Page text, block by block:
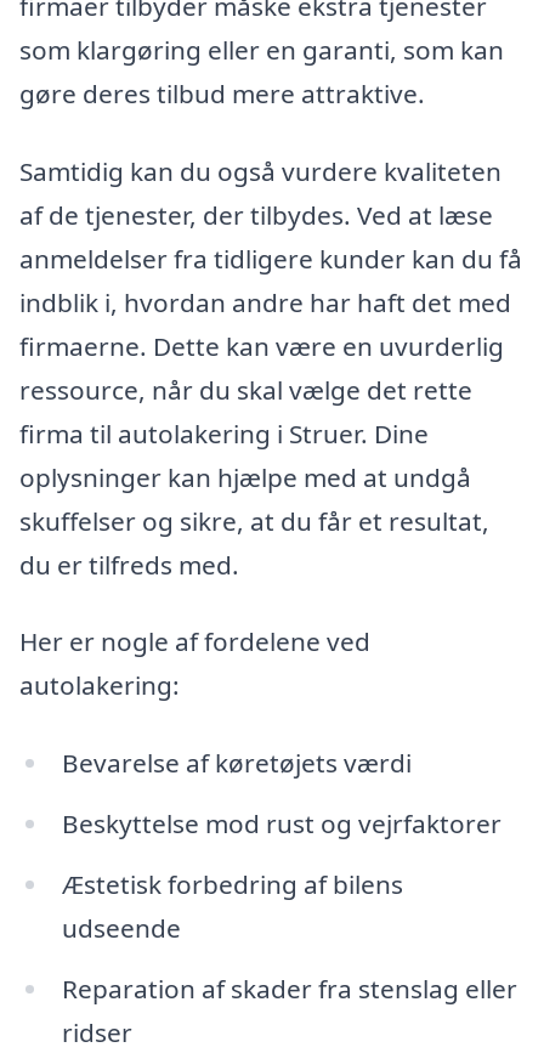
som klargøring eller en garanti, som kan
gøre deres tilbud mere attraktive.
Samtidig kan du også vurdere kvaliteten
af de tjenester, der tilbydes. Ved at læse
anmeldelser fra tidligere kunder kan du få
indblik i, hvordan andre har haft det med
firmaerne. Dette kan være en uvurderlig
ressource, når du skal vælge det rette
firma til autolakering i Struer. Dine
oplysninger kan hjælpe med at undgå
skuffelser og sikre, at du får et resultat,
du er tilfreds med.
Her er nogle af fordelene ved
autolakering:
Bevarelse af køretøjets værdi
Beskyttelse mod rust og vejrfaktorer
Æstetisk forbedring af bilens
udseende
Reparation af skader fra stenslag eller
ridser